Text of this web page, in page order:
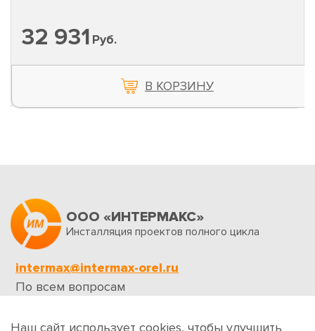
32 931 Руб.
В КОРЗИНУ
ООО «ИНТЕРМАКС»
Инсталляция проектов полного цикла
intermax@intermax-orel.ru
По всем вопросам
Обратная связь
Наш сайт использует cookies, чтобы улучшить